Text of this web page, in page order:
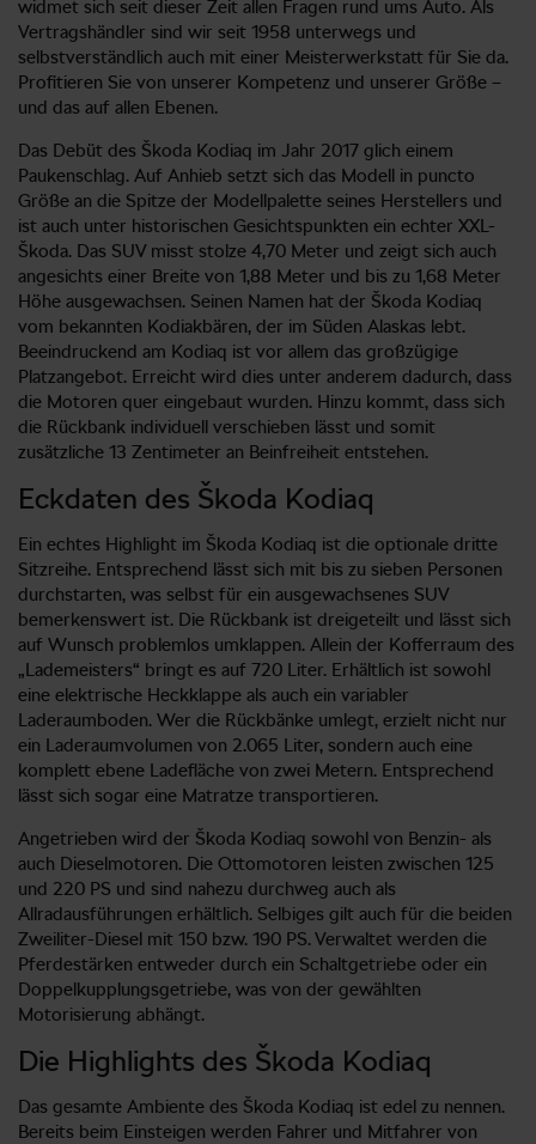
widmet sich seit dieser Zeit allen Fragen rund ums Auto. Als
Vertragshändler sind wir seit 1958 unterwegs und
selbstverständlich auch mit einer Meisterwerkstatt für Sie da.
Profitieren Sie von unserer Kompetenz und unserer Größe –
und das auf allen Ebenen.
Das Debüt des Škoda Kodiaq im Jahr 2017 glich einem
Paukenschlag. Auf Anhieb setzt sich das Modell in puncto
Größe an die Spitze der Modellpalette seines Herstellers und
ist auch unter historischen Gesichtspunkten ein echter XXL-
Škoda. Das SUV misst stolze 4,70 Meter und zeigt sich auch
angesichts einer Breite von 1,88 Meter und bis zu 1,68 Meter
Höhe ausgewachsen. Seinen Namen hat der Škoda Kodiaq
vom bekannten Kodiakbären, der im Süden Alaskas lebt.
Beeindruckend am Kodiaq ist vor allem das großzügige
Platzangebot. Erreicht wird dies unter anderem dadurch, dass
die Motoren quer eingebaut wurden. Hinzu kommt, dass sich
die Rückbank individuell verschieben lässt und somit
zusätzliche 13 Zentimeter an Beinfreiheit entstehen.
Eckdaten des Škoda Kodiaq
Ein echtes Highlight im Škoda Kodiaq ist die optionale dritte
Sitzreihe. Entsprechend lässt sich mit bis zu sieben Personen
durchstarten, was selbst für ein ausgewachsenes SUV
bemerkenswert ist. Die Rückbank ist dreigeteilt und lässt sich
auf Wunsch problemlos umklappen. Allein der Kofferraum des
„Lademeisters“ bringt es auf 720 Liter. Erhältlich ist sowohl
eine elektrische Heckklappe als auch ein variabler
Laderaumboden. Wer die Rückbänke umlegt, erzielt nicht nur
ein Laderaumvolumen von 2.065 Liter, sondern auch eine
komplett ebene Ladefläche von zwei Metern. Entsprechend
lässt sich sogar eine Matratze transportieren.
Angetrieben wird der Škoda Kodiaq sowohl von Benzin- als
auch Dieselmotoren. Die Ottomotoren leisten zwischen 125
und 220 PS und sind nahezu durchweg auch als
Allradausführungen erhältlich. Selbiges gilt auch für die beiden
Zweiliter-Diesel mit 150 bzw. 190 PS. Verwaltet werden die
Pferdestärken entweder durch ein Schaltgetriebe oder ein
Doppelkupplungsgetriebe, was von der gewählten
Motorisierung abhängt.
Die Highlights des Škoda Kodiaq
Das gesamte Ambiente des Škoda Kodiaq ist edel zu nennen.
Bereits beim Einsteigen werden Fahrer und Mitfahrer von